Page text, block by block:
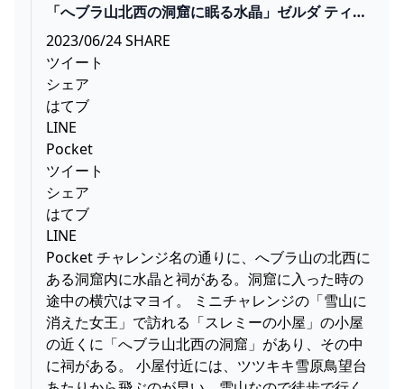
「へブラ山北西の洞窟に眠る水晶」ゼルダ ティア
キン攻略「ほこらチャレンジ編」【ゼルダの伝説
ティアーズオブザキングダム攻略】
GAMEGAMINGGAMES
2023/06/24 SHARE
ツイート
シェア
はてブ
LINE
Pocket
ツイート
シェア
はてブ
LINE
Pocket チャレンジ名の通りに、へブラ山の北西に
ある洞窟内に水晶と祠がある。洞窟に入った時の
途中の横穴はマヨイ。 ミニチャレンジの「雪山に
消えた女王」で訪れる「スレミーの小屋」の小屋
の近くに「へブラ山北西の洞窟」があり、その中
に祠がある。 小屋付近には、ツツキキ雪原鳥望台